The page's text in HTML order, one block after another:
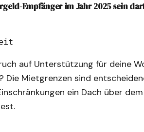
Empfänger im Jahr 2025 sein
auf Unterstützung für deine
Mietgrenzen sind
ein Dach über